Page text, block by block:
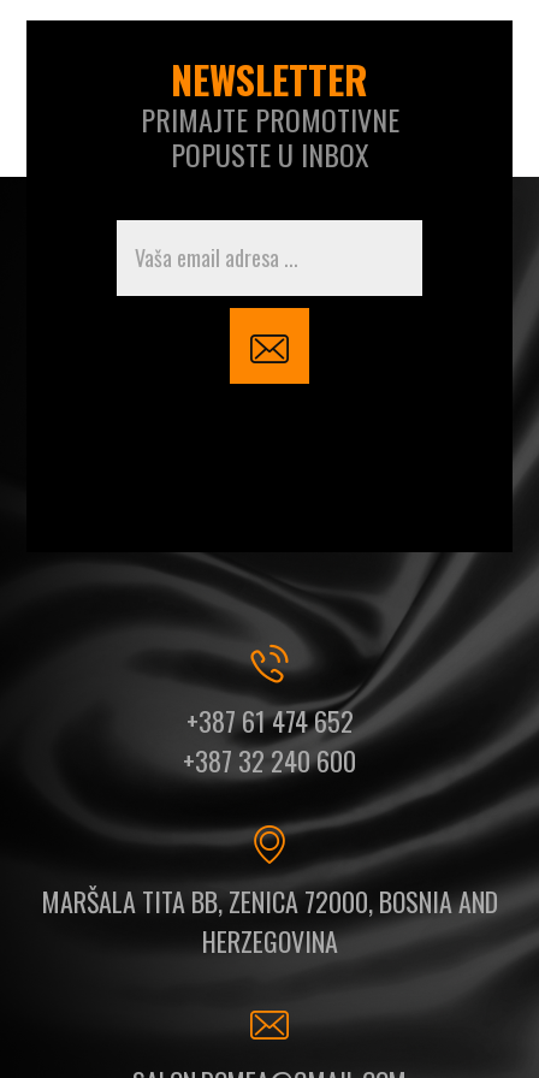
NEWSLETTER
PRIMAJTE PROMOTIVNE
POPUSTE U INBOX
+387 61 474 652
+387 32 240 600
MARŠALA TITA BB, ZENICA 72000, BOSNIA AND
HERZEGOVINA